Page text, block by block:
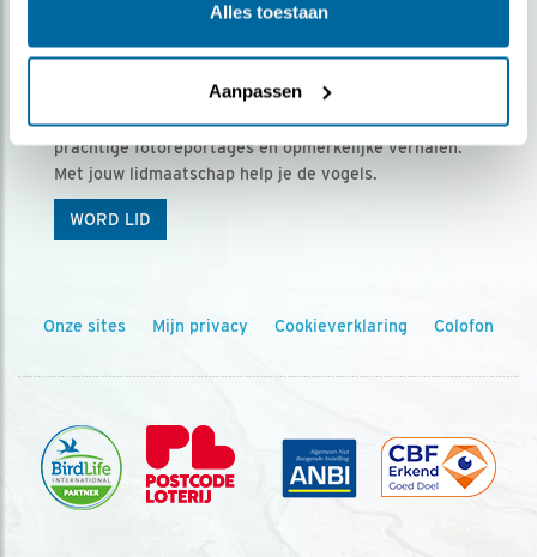
Alles toestaan
Aanpassen
Ontvang 5 x Vogels voor € 36,00 per jaar
Vogels is het tijdschrift voor onze leden, met
prachtige fotoreportages en opmerkelijke verhalen.
Met jouw lidmaatschap help je de vogels.
WORD LID
Onze sites Mijn privacy Cookieverklaring Colofon